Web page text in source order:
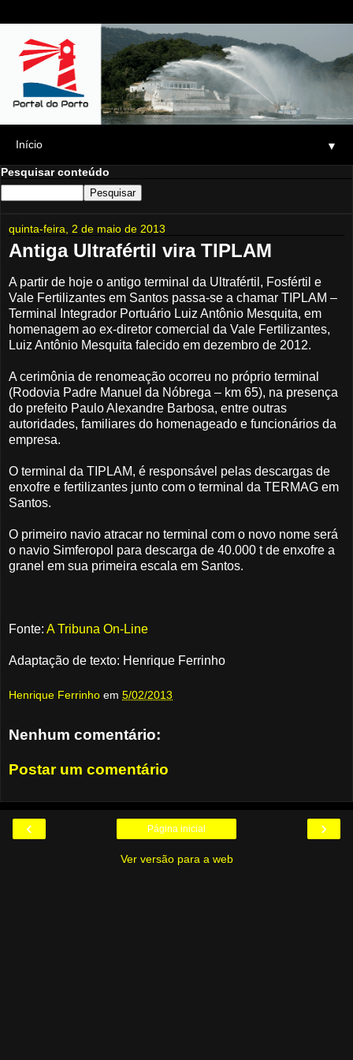
▼
Pesquisar conteúdo
quinta-feira, 2 de maio de 2013
Antiga Ultrafértil vira TIPLAM
A partir de hoje o antigo terminal da Ultrafértil, Fosfértil e
Vale Fertilizantes em Santos passa-se a chamar TIPLAM –
Terminal Integrador Portuário Luiz Antônio Mesquita, em
homenagem ao ex-diretor comercial da Vale Fertilizantes,
Luiz Antônio Mesquita falecido em dezembro de 2012.
A cerimônia de renomeação ocorreu no próprio terminal
(Rodovia Padre Manuel da Nóbrega – km 65), na presença
do prefeito Paulo Alexandre Barbosa, entre outras
autoridades, familiares do homenageado e funcionários da
empresa.
O terminal da TIPLAM, é responsável pelas descargas de
enxofre e fertilizantes junto com o terminal da TERMAG em
Santos.
O primeiro navio atracar no terminal com o novo nome será
o navio Simferopol para descarga de 40.000 t de enxofre a
granel em sua primeira escala em Santos.
Fonte: A Tribuna On-Line
Adaptação de texto: Henrique Ferrinho
Henrique Ferrinho em 5/02/2013
Nenhum comentário:
Postar um comentário
‹ ›
Página inicial
Ver versão para a web